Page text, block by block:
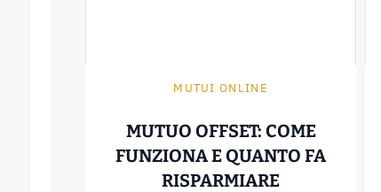
MUTUI ONLINE
MUTUO OFFSET: COME
FUNZIONA E QUANTO FA
RISPARMIAREMUTUO